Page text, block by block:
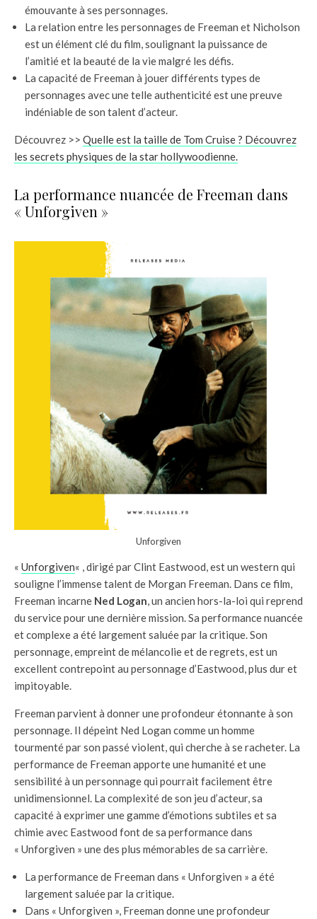
émouvante à ses personnages.
La relation entre les personnages de Freeman et Nicholson
est un élément clé du film, soulignant la puissance de
l’amitié et la beauté de la vie malgré les défis.
La capacité de Freeman à jouer différents types de
personnages avec une telle authenticité est une preuve
indéniable de son talent d’acteur.
Découvrez >> Quelle est la taille de Tom Cruise ? Découvrez
les secrets physiques de la star hollywoodienne.
La performance nuancée de Freeman dans
« Unforgiven »
Unforgiven
« Unforgiven« , dirigé par Clint Eastwood, est un western qui
souligne l’immense talent de Morgan Freeman. Dans ce film,
Freeman incarne Ned Logan, un ancien hors-la-loi qui reprend
du service pour une dernière mission. Sa performance nuancée
et complexe a été largement saluée par la critique. Son
personnage, empreint de mélancolie et de regrets, est un
excellent contrepoint au personnage d’Eastwood, plus dur et
impitoyable.
Freeman parvient à donner une profondeur étonnante à son
personnage. Il dépeint Ned Logan comme un homme
tourmenté par son passé violent, qui cherche à se racheter. La
performance de Freeman apporte une humanité et une
sensibilité à un personnage qui pourrait facilement être
unidimensionnel. La complexité de son jeu d’acteur, sa
capacité à exprimer une gamme d’émotions subtiles et sa
chimie avec Eastwood font de sa performance dans
« Unforgiven » une des plus mémorables de sa carrière.
La performance de Freeman dans « Unforgiven » a été
largement saluée par la critique.
Dans « Unforgiven », Freeman donne une profondeur